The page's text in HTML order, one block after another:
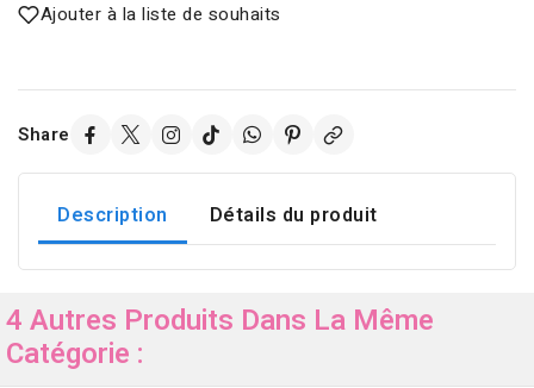
Ajouter à la liste de souhaits
Share
Description Détails du produit
4 Autres Produits Dans La Même
Catégorie :